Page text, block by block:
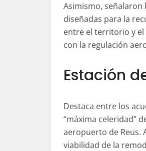
Asimismo,
diseñadas para la
entre el territorio y
con la regulación
Estación
Destaca entre los
“máxima celeridad”
aeropuerto de Reus.
viabilidad de la